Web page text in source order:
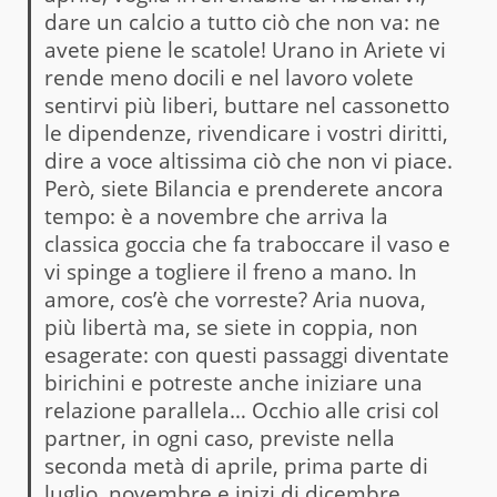
dare un calcio a tutto ciò che non va: ne
avete piene le scatole! Urano in Ariete vi
rende meno docili e nel lavoro volete
sentirvi più liberi, buttare nel cassonetto
le dipendenze, rivendicare i vostri diritti,
dire a voce altissima ciò che non vi piace.
Però, siete Bilancia e prenderete ancora
tempo: è a novembre che arriva la
classica goccia che fa traboccare il vaso e
vi spinge a togliere il freno a mano. In
amore, cos’è che vorreste? Aria nuova,
più libertà ma, se siete in coppia, non
esagerate: con questi passaggi diventate
birichini e potreste anche iniziare una
relazione parallela… Occhio alle crisi col
partner, in ogni caso, previste nella
seconda metà di aprile, prima parte di